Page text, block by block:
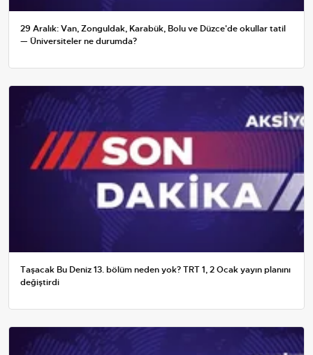
29 Aralık: Van, Zonguldak, Karabük, Bolu ve Düzce'de okullar tatil
— Üniversiteler ne durumda?
Taşacak Bu Deniz 13. bölüm neden yok? TRT 1, 2 Ocak yayın planını
değiştirdi